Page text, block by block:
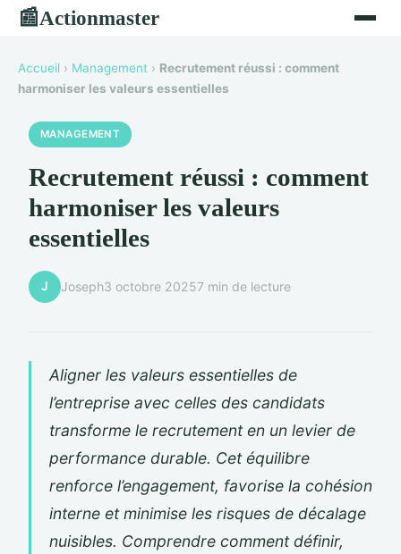
📰Actionmaster
Accueil › Management › Recrutement réussi : comment
harmoniser les valeurs essentielles
MANAGEMENT
Recrutement réussi : comment
harmoniser les valeurs
essentielles
J Joseph3 octobre 20257 min de lecture
Aligner les valeurs essentielles de
l’entreprise avec celles des candidats
transforme le recrutement en un levier de
performance durable. Cet équilibre
renforce l’engagement, favorise la cohésion
interne et minimise les risques de décalage
nuisibles. Comprendre comment définir,